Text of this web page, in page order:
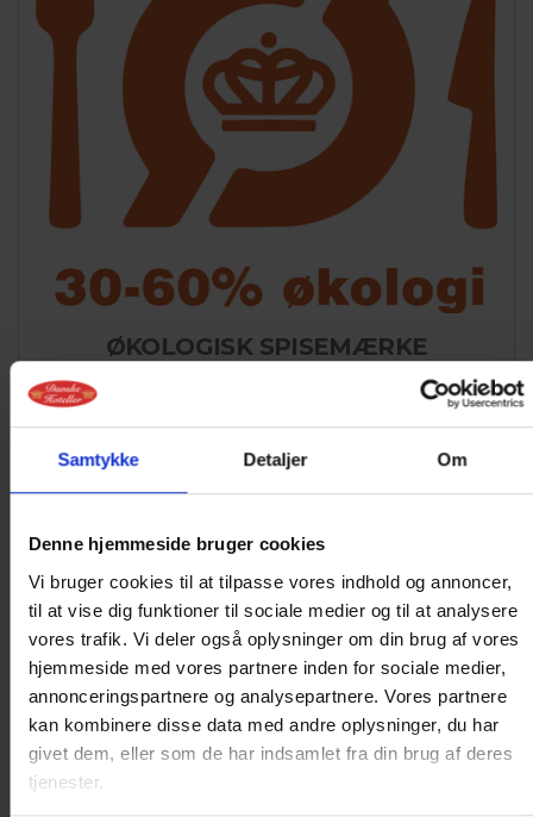
Samtykke Detaljer Om
Denne hjemmeside bruger cookies
Vi bruger cookies til at tilpasse vores indhold og annoncer,
til at vise dig funktioner til sociale medier og til at analysere
vores trafik. Vi deler også oplysninger om din brug af vores
hjemmeside med vores partnere inden for sociale medier,
annonceringspartnere og analysepartnere. Vores partnere
kan kombinere disse data med andre oplysninger, du har
givet dem, eller som de har indsamlet fra din brug af deres
tjenester.
ØKOLOGISK SPISEMÆRKE
Hotel Ansgar er registreret med Fødevarestyrelsens
30-60% økologisk.
Det Økologiske Spisemærke er en statskontrolleret
Spisemærke viser, hvor stor en del af de indkøbte føde-
og drikkevarer, der er økologiske.